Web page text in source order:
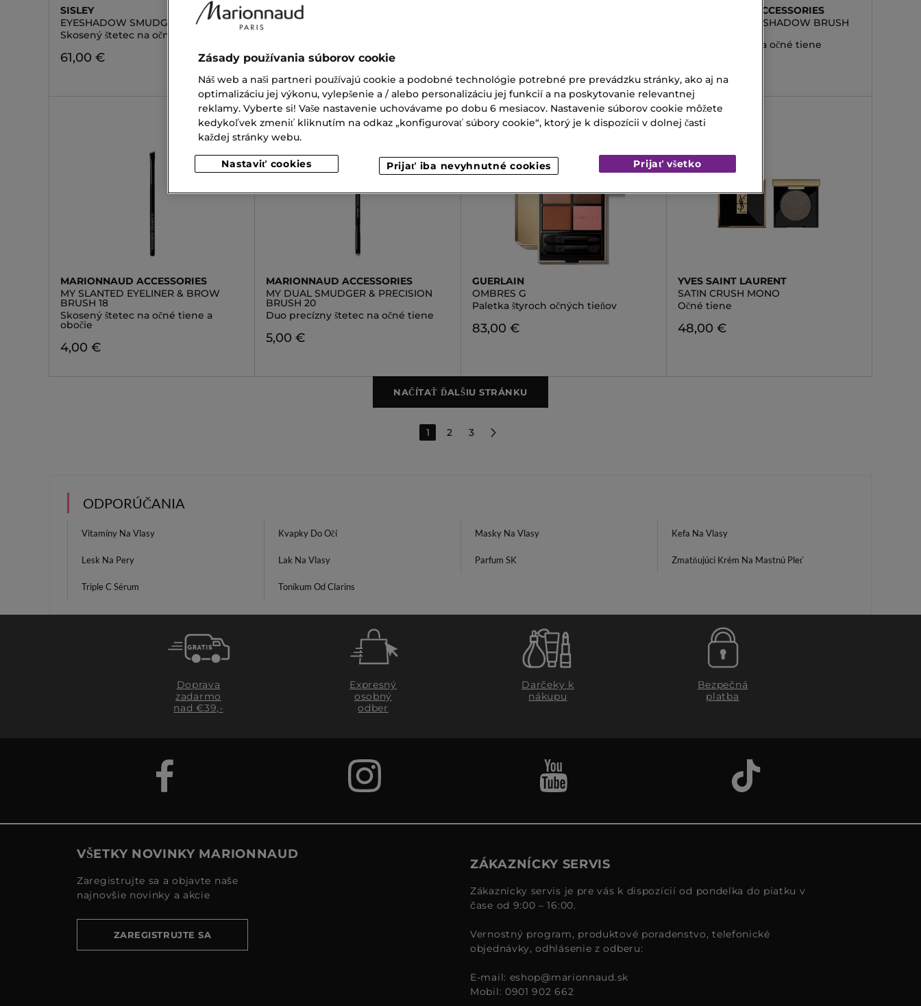
SISLEY
EYESHADOW SMUDGE BRUSH
Skosený štetec na očné tiene
61,00 €
MARIONNAUD 1984
BRUSH N°12
13,90 €
MARIONNAUD ACCESSORIES
MY SLANTED EYESHADOW BRUSH
Skosený štetec na očné tiene
MARIONNAUD ACCESSORIES
MY SLANTED EYELINER & BROW
BRUSH 18
Skosený štetec na očné tiene a
obočie
4,00 €
MARIONNAUD ACCESSORIES
MY DUAL SMUDGER & PRECISION
BRUSH 20
Duo precízny štetec na očné tiene
5,00 €
GUERLAIN
OMBRES G
Paletka štyroch očných tieňov
83,00 €
YVES SAINT LAURENT
SATIN CRUSH MONO
Očné tiene
48,00 €
NAČÍTAŤ ĎALŠIU STRÁNKU
1 2 3
ODPORÚČANIA
Vitamíny Na Vlasy Kvapky Do Očí Masky Na Vlasy Kefa Na Vlasy
Lesk Na Pery Lak Na Vlasy Parfum SK Zmatňujúci Krém Na Mastnú Pleť
Triple C Sérum Tonikum Od Clarins
Doprava
zadarmo
nad €39,-
Expresný
osobný
odber
Darčeky k
nákupu
Bezpečná
platba
VŠETKY NOVINKY MARIONNAUD
Zaregistrujte sa a objavte naše
najnovšie novinky a akcie
ZAREGISTRUJTE SA
ZÁKAZNÍCKY SERVIS
Zákaznícky servis je pre vás k dispozícií od pondelka do piatku v
čase od 9:00 – 16:00.
Vernostný program, produktové poradenstvo, telefonické
objednávky, odhlásenie z odberu:
E-mail: eshop@marionnaud.sk
Mobil: 0901 902 662
Zásady používania súborov cookie
Náš web a naši partneri používajú cookie a podobné technológie potrebné pre prevádzku stránky, ako aj na
optimalizáciu jej výkonu, vylepšenie a / alebo personalizáciu jej funkcií a na poskytovanie relevantnej
reklamy. Vyberte si! Vaše nastavenie uchovávame po dobu 6 mesiacov. Nastavenie súborov cookie môžete
kedykoľvek zmeniť kliknutím na odkaz „konfigurovať súbory cookie“, ktorý je k dispozícii v dolnej časti
každej stránky webu.
Nastaviť cookies Prijať iba nevyhnutné cookies Prijať všetko